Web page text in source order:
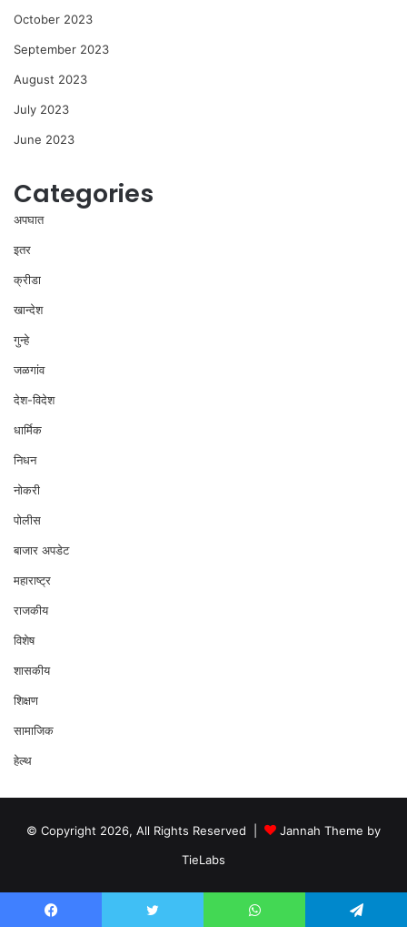
October 2023
September 2023
August 2023
July 2023
June 2023
Categories
अपघात
इतर
क्रीडा
खान्देश
गुन्हे
जळगांव
देश-विदेश
धार्मिक
निधन
नोकरी
पोलीस
बाजार अपडेट
महाराष्ट्र
राजकीय
विशेष
शासकीय
शिक्षण
सामाजिक
हेल्थ
© Copyright 2026, All Rights Reserved |
Jannah Theme by
TieLabs